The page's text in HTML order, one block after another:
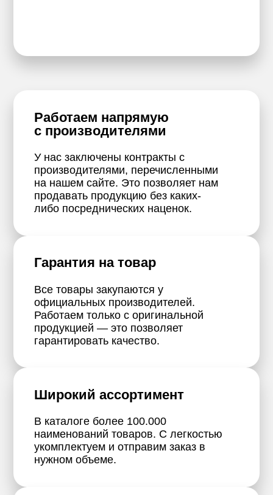
Работаем напрямую
с производителями
У нас заключены контракты с
производителями, перечисленными
на нашем сайте. Это позволяет нам
продавать продукцию без каких-
либо посреднических наценок.
Гарантия на товар
Все товары закупаются у
официальных производителей.
Работаем только с оригинальной
продукцией — это позволяет
гарантировать качество.
Широкий ассортимент
В каталоге более 100.000
наименований товаров. С легкостью
укомплектуем и отправим заказ в
нужном объеме.